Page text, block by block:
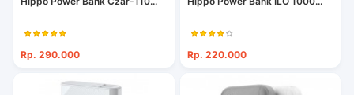
Rp. 290.000 Rp. 220.000